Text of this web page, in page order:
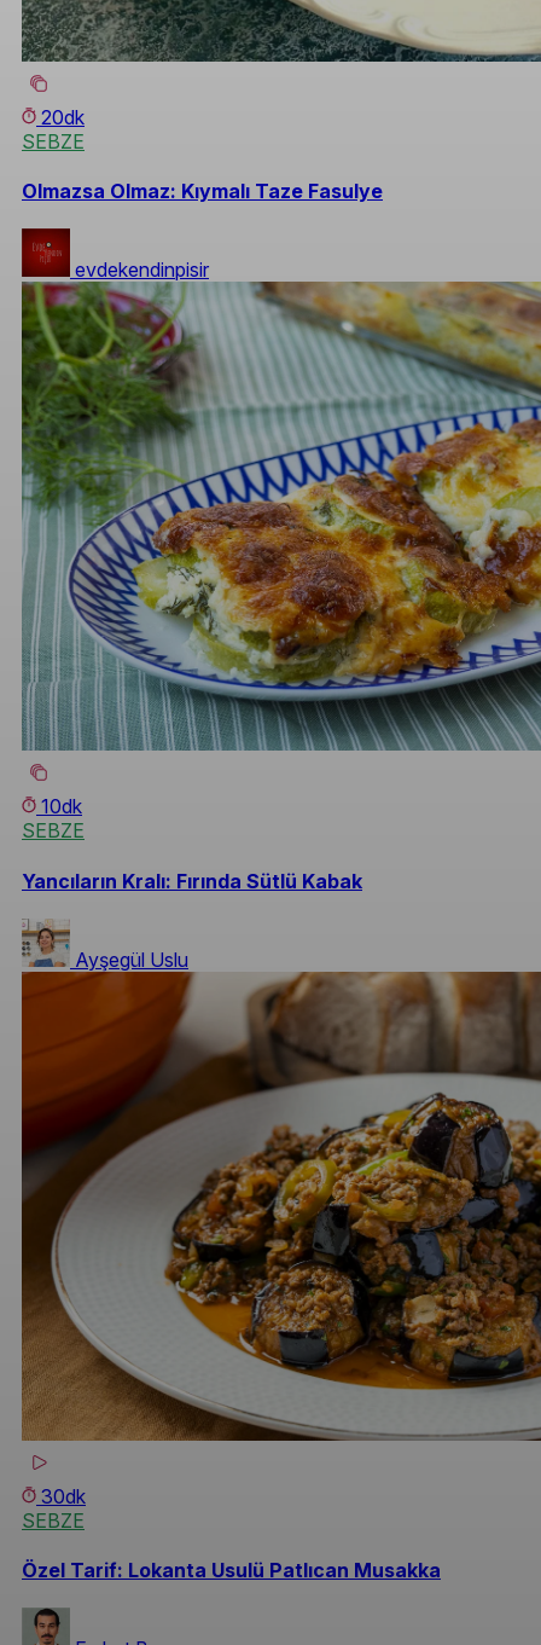
20dk
SEBZE
Olmazsa Olmaz: Kıymalı Taze Fasulye
evdekendinpisir
10dk
SEBZE
Yancıların Kralı: Fırında Sütlü Kabak
Ayşegül Uslu
30dk
SEBZE
Özel Tarif: Lokanta Usulü Patlıcan Musakka